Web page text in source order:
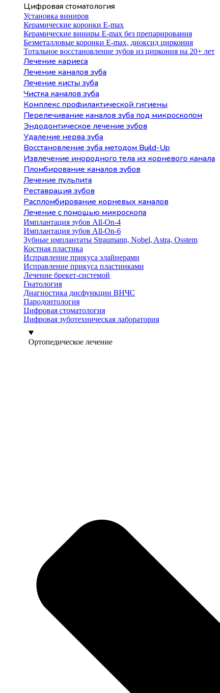
Цифровая стоматология
Установка виниров
Керамические коронки E-max
Керамические виниры E-max без препарирования
Безметалловые коронки Е-max, диоксид циркония
Тотальное восстановление зубов из циркония на 20+ лет
Лечение кариеса
Лечение каналов зуба
Лечение кисты зуба
Чистка каналов зуба
Комплекс профилактической гигиены
Перелечивание каналов зуба под микроскопом
Эндодонтическое лечение зубов
Удаление нерва зуба
Восстановление зуба методом Build-Up
Извлечение инородного тела из корневого канала
Пломбирование каналов зубов
Лечение пульпита
Реставрация зубов
Распломбирование корневых каналов
Лечение с помощью микроскопа
Имплантация зубов All-On-4
Имплантация зубов All-On-6
Зубные имплантаты Straumann, Nobel, Astra, Osstem
Костная пластика
Исправление прикуса элайнерами
Исправление прикуса пластинками
Лечение брекет-системой
Гнатология
Диагностика дисфункции ВНЧС
Пародонтология
Цифровая стоматология
Цифровая зуботехническая лаборатория
Ортопедическое лечение